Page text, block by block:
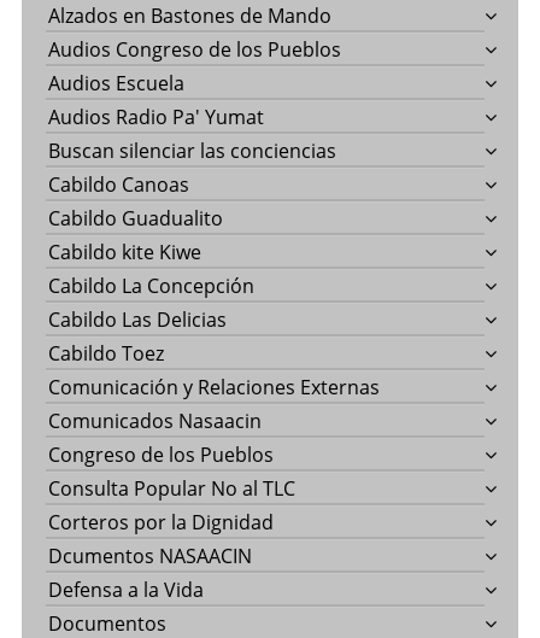
Alzados en Bastones de Mando
Audios Congreso de los Pueblos
Audios Escuela
Audios Radio Pa' Yumat
Buscan silenciar las conciencias
Cabildo Canoas
Cabildo Guadualito
Cabildo kite Kiwe
Cabildo La Concepción
Cabildo Las Delicias
Cabildo Toez
Comunicación y Relaciones Externas
Comunicados Nasaacin
Congreso de los Pueblos
Consulta Popular No al TLC
Corteros por la Dignidad
Dcumentos NASAACIN
Defensa a la Vida
Documentos